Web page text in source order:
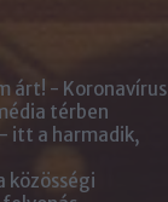
árt! - Koronavírus
térben
itt a harmadik,
közösségi